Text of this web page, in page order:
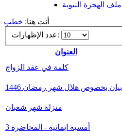
ملف الهجرة النبوية
أنت هنا: خطب
عدد الإظهارات:
العنوان
كلمة في عقد الزواج
بيان بخصوص هلال شهر رمضان 1446
منزلة شهر شعبان
أمسية ايمانية - المحاضرة 3